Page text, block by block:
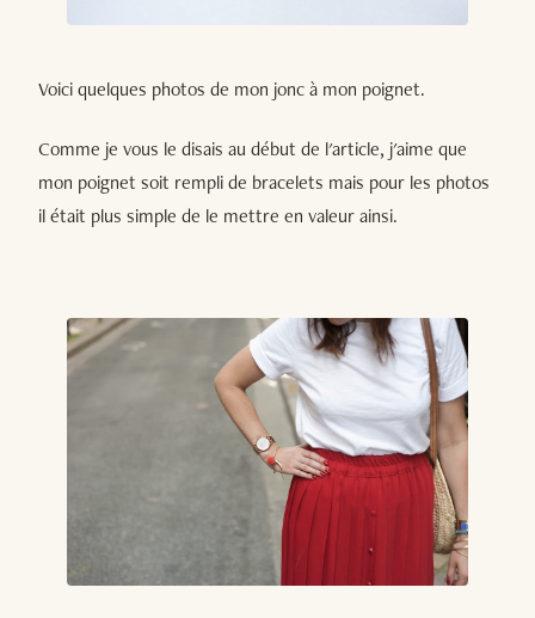
Voici quelques photos de mon jonc à mon poignet.
Comme je vous le disais au début de l'article, j'aime que
mon poignet soit rempli de bracelets mais pour les photos
il était plus simple de le mettre en valeur ainsi.